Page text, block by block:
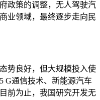
政策的调整，无人驾驶汽
业领域，最终逐步走向民
势良好，但大规模投入使
G通信技术、新能源汽车
前为止，我国研究开发无